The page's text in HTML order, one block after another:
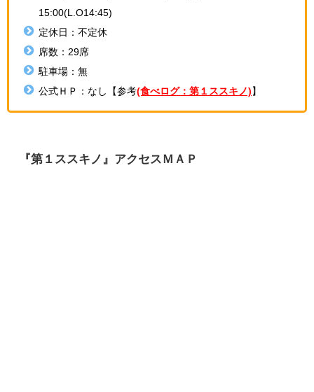
15:00(L.O14:45)
定休日：不定休
席数：29席
駐車場：無
公式ＨＰ：なし【参考(食べログ：第１ススキノ) 】
『第１ススキノ』アクセスＭＡＰ